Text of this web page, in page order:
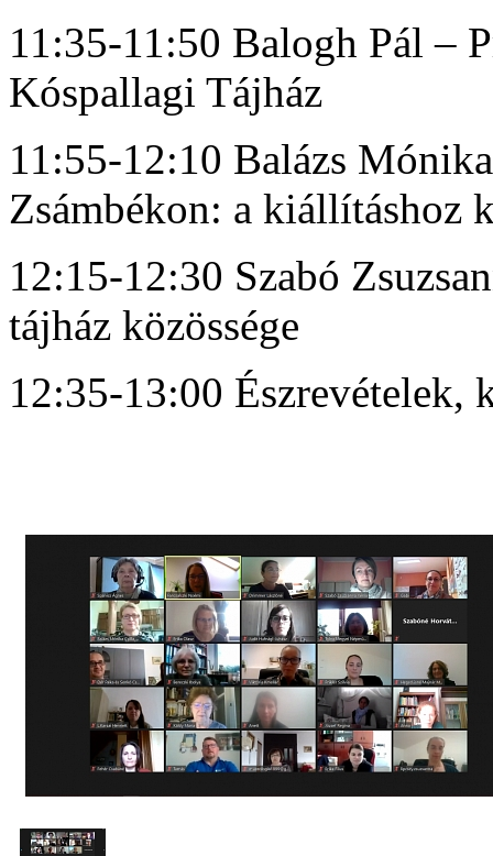
11:35-11:50 Balogh Pál –
Kóspallagi Tájház
11:55-12:10 Balázs
Zsámbékon: a kiállításhoz
12:15-12:30 Szabó
tájház közössége
12:35-13:00 Észrevételek,